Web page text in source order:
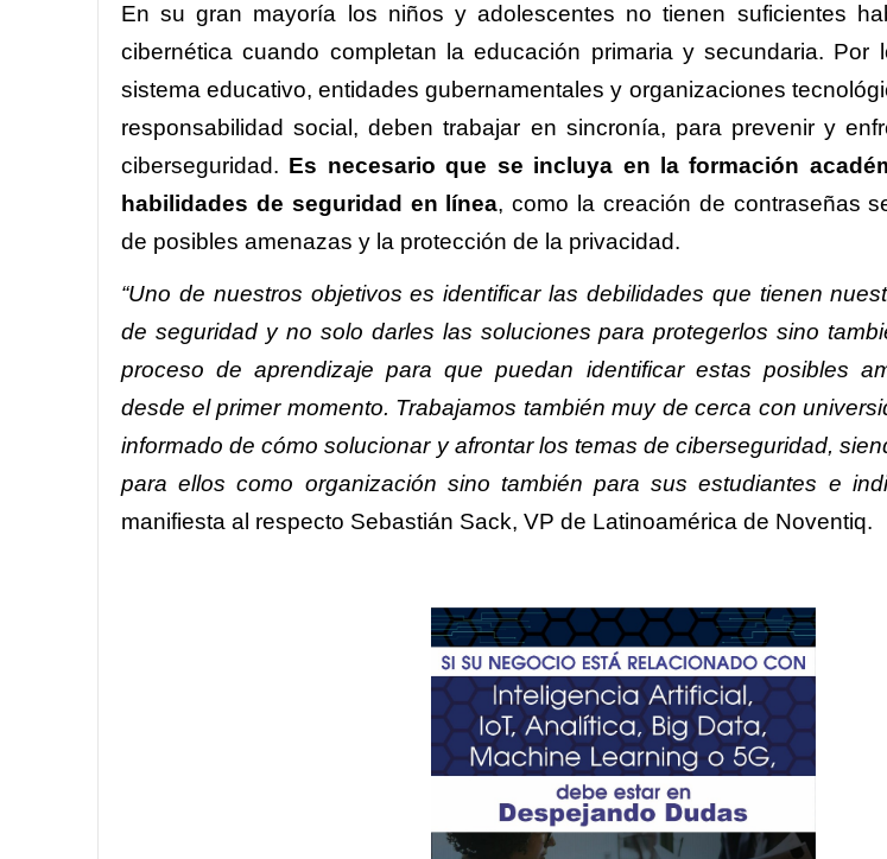
En su gran mayoría los niños y adolescentes no tienen suficientes
cibernética cuando completan la educación primaria y secundaria. Por
sistema educativo, entidades gubernamentales y organizaciones
responsabilidad social, deben trabajar en sincronía, para prevenir y
ciberseguridad. Es necesario que se incluya en la formación
habilidades de seguridad en línea, como la creación de contraseñas
de posibles amenazas y la protección de la privacidad.
“Uno de nuestros objetivos es identificar las debilidades que tienen
de seguridad y no solo darles las soluciones para protegerlos sino
proceso de aprendizaje para que puedan identificar estas posibles
desde el primer momento. Trabajamos también muy de cerca con
informado de cómo solucionar y afrontar los temas de ciberseguridad,
para ellos como organización sino también para sus estudiantes e
manifiesta al respecto Sebastián Sack, VP de Latinoamérica de Noventiq.